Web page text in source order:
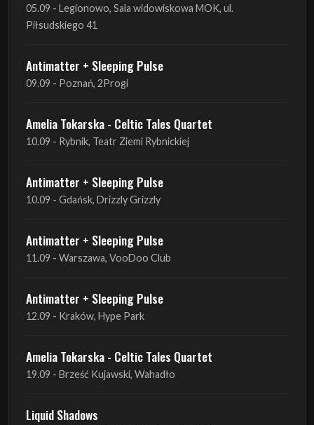
05.09 - Legionowo, Sala widowiskowa MOK, ul.
Piłsudskiego 41
Antimatter + Sleeping Pulse
09.09 - Poznań, 2Progi
Amelia Tokarska - Celtic Tales Quartet
10.09 - Rybnik, Teatr Ziemi Rybnickiej
Antimatter + Sleeping Pulse
10.09 - Gdańsk, Drizzly Grizzly
Antimatter + Sleeping Pulse
11.09 - Warszawa, VooDoo Club
Antimatter + Sleeping Pulse
12.09 - Kraków, Hype Park
Amelia Tokarska - Celtic Tales Quartet
19.09 - Brześć Kujawski, Wahadło
Liquid Shadows